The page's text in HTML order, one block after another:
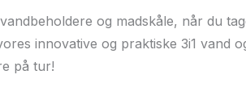
og madskåle, når du
innovative og praktiske 3i1 vand
på tur!